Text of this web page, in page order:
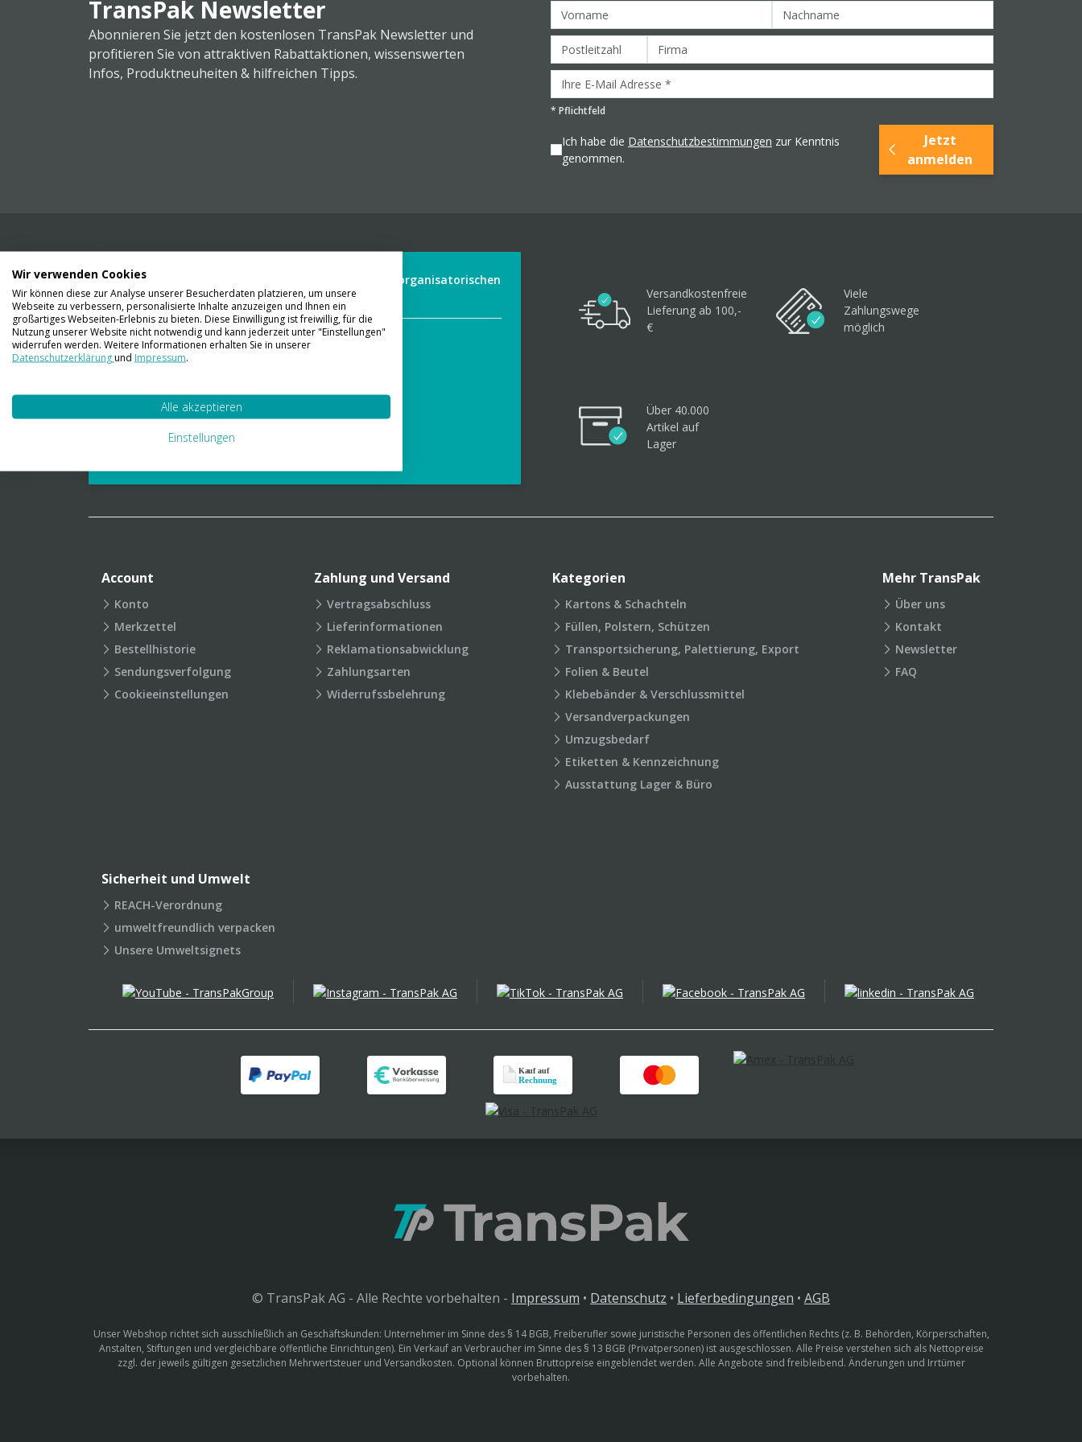
TransPak Newsletter
Abonnieren Sie jetzt den kostenlosen TransPak Newsletter und
profitieren Sie von attraktiven Rabattaktionen, wissenswerten
Infos, Produktneuheiten & hilfreichen Tipps.
* Pflichtfeld
Ich habe die Datenschutzbestimmungen zur Kenntnis
genommen.
Jetzt
anmelden
Wir liefern Ihnen Ihre Ware. Abholung ist leider aus organisatorischen
Gründen nicht möglich.
Kontaktieren Sie uns
01 23 06 03 888
info@transpak.at
Verpackungslexikon
Versandkostenfreie
Lieferung ab 100,-
€
Viele
Zahlungswege
möglich
Über 40.000
Artikel auf
Lager
Account
Konto
Merkzettel
Bestellhistorie
Sendungsverfolgung
Cookieeinstellungen
Zahlung und Versand
Vertragsabschluss
Lieferinformationen
Reklamationsabwicklung
Zahlungsarten
Widerrufssbelehrung
Kategorien
Kartons & Schachteln
Füllen, Polstern, Schützen
Transportsicherung, Palettierung, Export
Folien & Beutel
Klebebänder & Verschlussmittel
Versandverpackungen
Umzugsbedarf
Etiketten & Kennzeichnung
Ausstattung Lager & Büro
Mehr TransPak
Über uns
Kontakt
Newsletter
FAQ
Sicherheit und Umwelt
REACH-Verordnung
umweltfreundlich verpacken
Unsere Umweltsignets
© TransPak AG - Alle Rechte vorbehalten - Impressum • Datenschutz • Lieferbedingungen • AGB
Unser Webshop richtet sich ausschließlich an Geschäftskunden: Unternehmer im Sinne des § 14 BGB, Freiberufler sowie juristische Personen des öffentlichen Rechts (z. B. Behörden, Körperschaften,
Anstalten, Stiftungen und vergleichbare öffentliche Einrichtungen). Ein Verkauf an Verbraucher im Sinne des § 13 BGB (Privatpersonen) ist ausgeschlossen. Alle Preise verstehen sich als Nettopreise
zzgl. der jeweils gültigen gesetzlichen Mehrwertsteuer und Versandkosten. Optional können Bruttopreise eingeblendet werden. Alle Angebote sind freibleibend. Änderungen und Irrtümer
vorbehalten.
Wir verwenden Cookies
Wir können diese zur Analyse unserer Besucherdaten platzieren, um unsere
Webseite zu verbessern, personalisierte Inhalte anzuzeigen und Ihnen ein
großartiges Webseiten-Erlebnis zu bieten. Diese Einwilligung ist freiwillig, für die
Nutzung unserer Website nicht notwendig und kann jederzeit unter "Einstellungen"
widerrufen werden. Weitere Informationen erhalten Sie in unserer
Datenschutzerklärungund Impressum.
Alle akzeptieren
Einstellungen